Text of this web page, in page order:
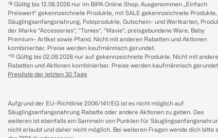
*⁸ Gültig bis 12.08.2026 nur im BIPA Online Shop. Ausgenommen „Einfach
Preiswert“ gekennzeichnete Produkte, mit SALE gekennzeichnete Produkte,
Säuglingsanfangsnahrung, Fotoprodukte, Gutschein- und Wertkarten,
der Marke “Accessories“, “Tonies“, “Mavie“, preisgebundene Ware, Baby
Premium- Artikel sowie Pfand. Nicht mit anderen Rabatten und Aktionen
kombinierbar. Preise werden kaufmännisch gerundet.
*¹⁰ Gültig bis 02.09.2026 nur auf gekennzeichnete Produkte. Nicht mit
Rabatten und Aktionen kombinierbar. Preise werden kaufmännisch
Preisliste der letzten 30 Tage
Aufgrund der EU-Richtlinie 2006/141/EG ist es nicht möglich auf
Säuglingsanfangsnahrung Rabatte oder andere Aktionen zu geben. Des
weiteren ist ebenfalls ein Sammeln von Punkten für
nicht erlaubt und daher nicht möglich. Bei weiteren Fragen wende dich bitte